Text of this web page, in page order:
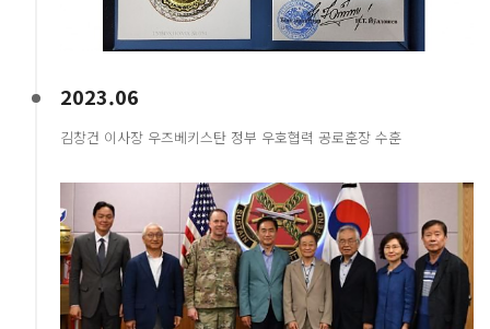
2023.06
김창건 이사장 우즈베키스탄 정부 우호협력 공로훈장 수훈